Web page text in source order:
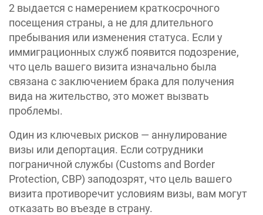
2 выдается с намерением краткосрочного
посещения страны, а не для длительного
пребывания или изменения статуса. Если у
иммиграционных служб появится подозрение,
что цель вашего визита изначально была
связана с заключением брака для получения
вида на жительство, это может вызвать
проблемы.
Один из ключевых рисков — аннулирование
визы или депортация. Если сотрудники
пограничной службы (Customs and Border
Protection, CBP) заподозрят, что цель вашего
визита противоречит условиям визы, вам могут
отказать во въезде в страну.